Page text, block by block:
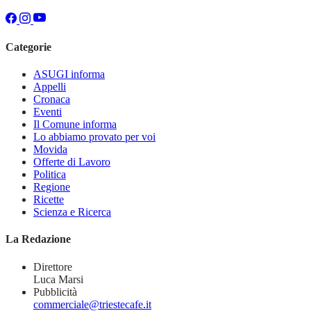
Categorie
ASUGI informa
Appelli
Cronaca
Eventi
Il Comune informa
Lo abbiamo provato per voi
Movida
Offerte di Lavoro
Politica
Regione
Ricette
Scienza e Ricerca
La Redazione
Direttore
Luca Marsi
Pubblicità
commerciale@triestecafe.it